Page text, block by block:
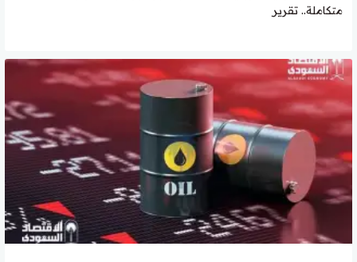
متكاملة.. تقرير